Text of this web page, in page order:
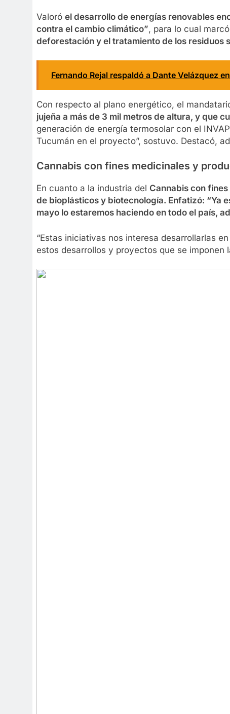
Valoró el desarrollo de energías renovables
contra el cambio climático”, para lo cual
deforestación y el tratamiento de los residuos
Fernando Rejal respaldó a Dante Velázquez
Con respecto al plano energético, el
jujeña a más de 3 mil metros de altura, y que
generación de energía termosolar con el
Tucumán en el proyecto”, sostuvo. Destacó,
Cannabis con fines medicinales y
En cuanto a la industria del Cannabis con
de bioplásticos y biotecnología. Enfatizó: “Ya
mayo lo estaremos haciendo en todo el país,
“Estas iniciativas nos interesa desarrollarlas
estos desarrollos y proyectos que se imponen